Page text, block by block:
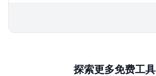
探索更多免费工具